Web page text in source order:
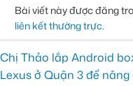
Bài viết này được đăng
liên kết thường trực
Chị Thảo lắp Android
Lexus ở Quận 3 để nâng